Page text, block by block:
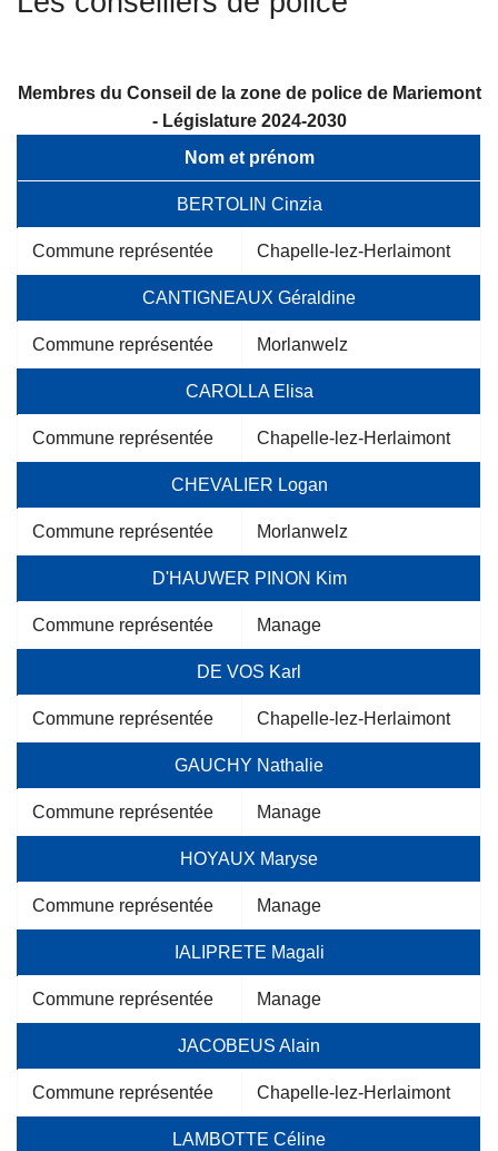
Membres du Conseil de la zone de police de Mariemont
- Législature 2024-2030
Nom et prénom
BERTOLIN Cinzia
Commune représentée Chapelle-lez-Herlaimont
CANTIGNEAUX Géraldine
Commune représentée Morlanwelz
CAROLLA Elisa
Commune représentée Chapelle-lez-Herlaimont
CHEVALIER Logan
Commune représentée Morlanwelz
D'HAUWER PINON Kim
Commune représentée Manage
DE VOS Karl
Commune représentée Chapelle-lez-Herlaimont
GAUCHY Nathalie
Commune représentée Manage
HOYAUX Maryse
Commune représentée Manage
IALIPRETE Magali
Commune représentée Manage
JACOBEUS Alain
Commune représentée Chapelle-lez-Herlaimont
LAMBOTTE Céline